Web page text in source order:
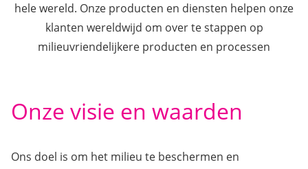
hele wereld. Onze producten en diensten helpen onze
klanten wereldwijd om over te stappen op
milieuvriendelijkere producten en processen
Onze visie en waarden
Ons doel is om het milieu te beschermen en